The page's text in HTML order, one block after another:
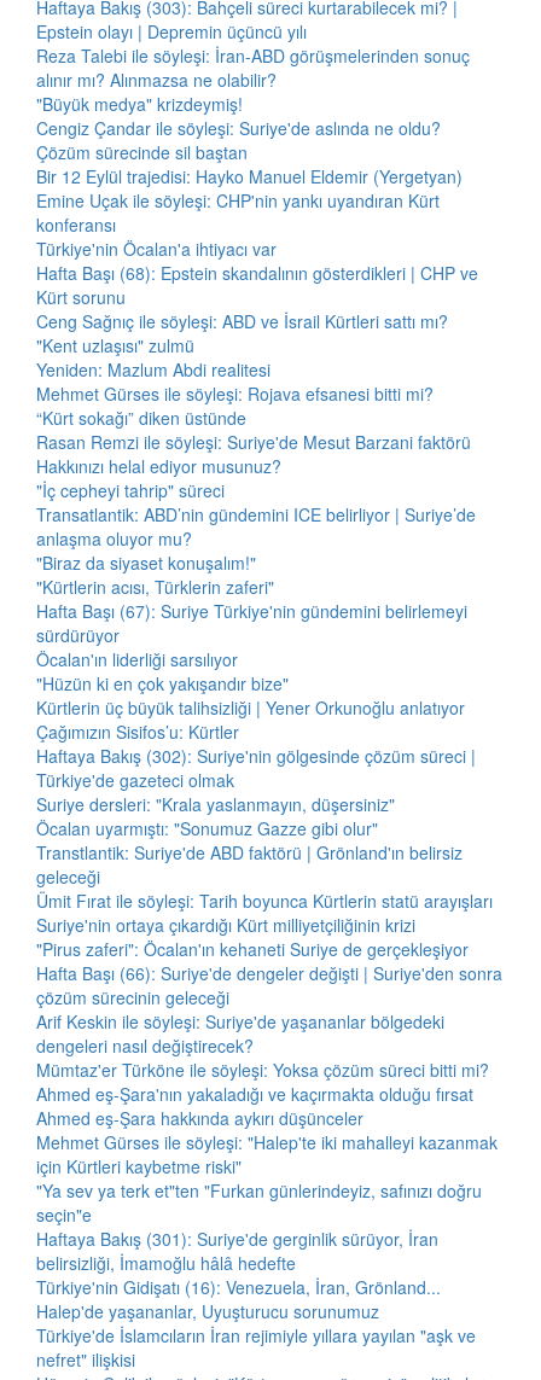
Haftaya Bakış (303): Bahçeli süreci kurtarabilecek mi? |
Epstein olayı | Depremin üçüncü yılı
Reza Talebi ile söyleşi: İran-ABD görüşmelerinden sonuç
alınır mı? Alınmazsa ne olabilir?
"Büyük medya" krizdeymiş!
Cengiz Çandar ile söyleşi: Suriye'de aslında ne oldu?
Çözüm sürecinde sil baştan
Bir 12 Eylül trajedisi: Hayko Manuel Eldemir (Yergetyan)
Emine Uçak ile söyleşi: CHP'nin yankı uyandıran Kürt
konferansı
Türkiye'nin Öcalan'a ihtiyacı var
Hafta Başı (68): Epstein skandalının gösterdikleri | CHP ve
Kürt sorunu
Ceng Sağnıç ile söyleşi: ABD ve İsrail Kürtleri sattı mı?
"Kent uzlaşısı" zulmü
Yeniden: Mazlum Abdi realitesi
Mehmet Gürses ile söyleşi: Rojava efsanesi bitti mi?
“Kürt sokağı” diken üstünde
Rasan Remzi ile söyleşi: Suriye'de Mesut Barzani faktörü
Hakkınızı helal ediyor musunuz?
"İç cepheyi tahrip" süreci
Transatlantik: ABD’nin gündemini ICE belirliyor | Suriye’de
anlaşma oluyor mu?
"Biraz da siyaset konuşalım!"
"Kürtlerin acısı, Türklerin zaferi"
Hafta Başı (67): Suriye Türkiye'nin gündemini belirlemeyi
sürdürüyor
Öcalan'ın liderliği sarsılıyor
"Hüzün ki en çok yakışandır bize"
Kürtlerin üç büyük talihsizliği | Yener Orkunoğlu anlatıyor
Çağımızın Sisifos’u: Kürtler
Haftaya Bakış (302): Suriye'nin gölgesinde çözüm süreci |
Türkiye'de gazeteci olmak
Suriye dersleri: "Krala yaslanmayın, düşersiniz"
Öcalan uyarmıştı: "Sonumuz Gazze gibi olur"
Transtlantik: Suriye'de ABD faktörü | Grönland'ın belirsiz
geleceği
Ümit Fırat ile söyleşi: Tarih boyunca Kürtlerin statü arayışları
Suriye'nin ortaya çıkardığı Kürt milliyetçiliğinin krizi
"Pirus zaferi": Öcalan'ın kehaneti Suriye de gerçekleşiyor
Hafta Başı (66): Suriye'de dengeler değişti | Suriye'den sonra
çözüm sürecinin geleceği
Arif Keskin ile söyleşi: Suriye'de yaşananlar bölgedeki
dengeleri nasıl değiştirecek?
Mümtaz'er Türköne ile söyleşi: Yoksa çözüm süreci bitti mi?
Ahmed eş-Şara'nın yakaladığı ve kaçırmakta olduğu fırsat
Ahmed eş-Şara hakkında aykırı düşünceler
Mehmet Gürses ile söyleşi: "Halep'te iki mahalleyi kazanmak
için Kürtleri kaybetme riski"
"Ya sev ya terk et"ten "Furkan günlerindeyiz, safınızı doğru
seçin"e
Haftaya Bakış (301): Suriye'de gerginlik sürüyor, İran
belirsizliği, İmamoğlu hâlâ hedefte
Türkiye'nin Gidişatı (16): Venezuela, İran, Grönland...
Halep'de yaşananlar, Uyuşturucu sorunumuz
Türkiye'de İslamcıların İran rejimiyle yıllara yayılan "aşk ve
nefret" ilişkisi